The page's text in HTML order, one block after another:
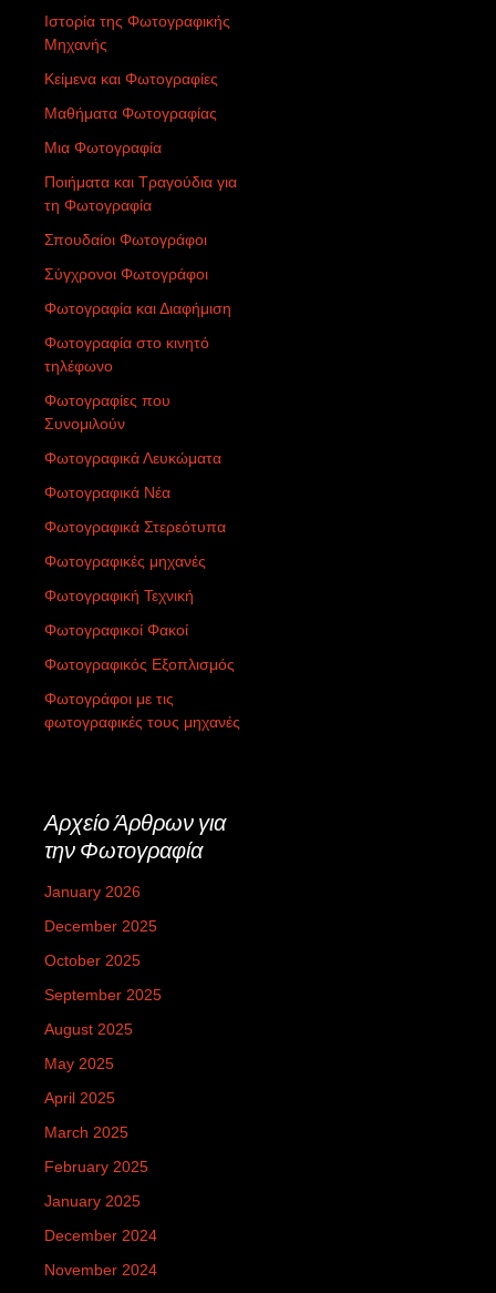
Ιστορία της Φωτογραφικής
Μηχανής
Κείμενα και Φωτογραφίες
Μαθήματα Φωτογραφίας
Μια Φωτογραφία
Ποιήματα και Τραγούδια για
τη Φωτογραφία
Σπουδαίοι Φωτογράφοι
Σύγχρονοι Φωτογράφοι
Φωτογραφία και Διαφήμιση
Φωτογραφία στο κινητό
τηλέφωνο
Φωτογραφίες που
Συνομιλούν
Φωτογραφικά Λευκώματα
Φωτογραφικά Νέα
Φωτογραφικά Στερεότυπα
Φωτογραφικές μηχανές
Φωτογραφική Τεχνική
Φωτογραφικοί Φακοί
Φωτογραφικός Εξοπλισμός
Φωτογράφοι με τις
φωτογραφικές τους μηχανές
Αρχείο Άρθρων για
την Φωτογραφία
January 2026
December 2025
October 2025
September 2025
August 2025
May 2025
April 2025
March 2025
February 2025
January 2025
December 2024
November 2024